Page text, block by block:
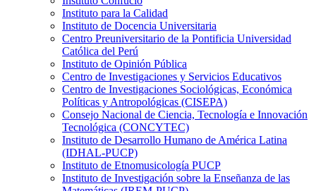
Instituto para la Calidad
Instituto de Docencia Universitaria
Centro Preuniversitario de la Pontificia Universidad
Católica del Perú
Instituto de Opinión Pública
Centro de Investigaciones y Servicios Educativos
Centro de Investigaciones Sociológicas, Económica
Políticas y Antropológicas (CISEPA)
Consejo Nacional de Ciencia, Tecnología e Innovación
Tecnológica (CONCYTEC)
Instituto de Desarrollo Humano de América Latina
(IDHAL-PUCP)
Instituto de Etnomusicología PUCP
Instituto de Investigación sobre la Enseñanza de las